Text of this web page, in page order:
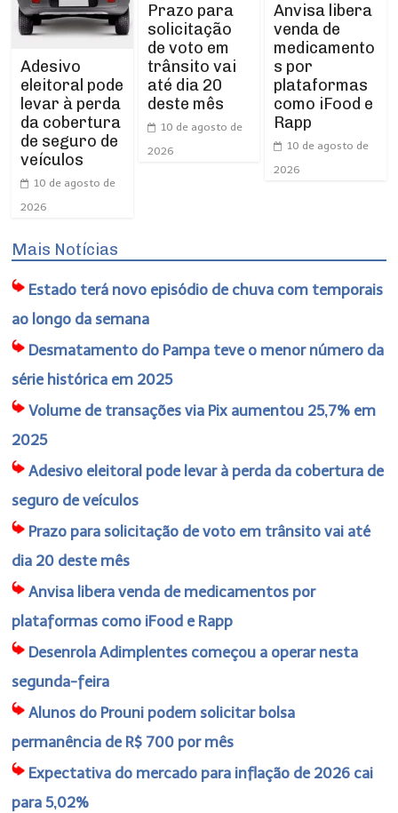
Adesivo
eleitoral pode
levar à perda
da cobertura
de seguro de
veículos
10 de agosto de
2026
Prazo para
solicitação
de voto em
trânsito vai
até dia 20
deste mês
10 de agosto de
2026
Anvisa libera
venda de
medicamento
s por
plataformas
como iFood e
Rapp
10 de agosto de
2026
Mais Notícias
Estado terá novo episódio de chuva com temporais
ao longo da semana
Desmatamento do Pampa teve o menor número da
série histórica em 2025
Volume de transações via Pix aumentou 25,7% em
2025
Adesivo eleitoral pode levar à perda da cobertura de
seguro de veículos
Prazo para solicitação de voto em trânsito vai até
dia 20 deste mês
Anvisa libera venda de medicamentos por
plataformas como iFood e Rapp
Desenrola Adimplentes começou a operar nesta
segunda-feira
Alunos do Prouni podem solicitar bolsa
permanência de R$ 700 por mês
Expectativa do mercado para inflação de 2026 cai
para 5,02%